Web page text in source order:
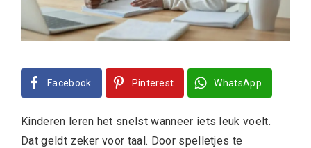
Facebook Pinterest WhatsApp
Kinderen leren het snelst wanneer iets leuk voelt.
Dat geldt zeker voor taal. Door spelletjes te